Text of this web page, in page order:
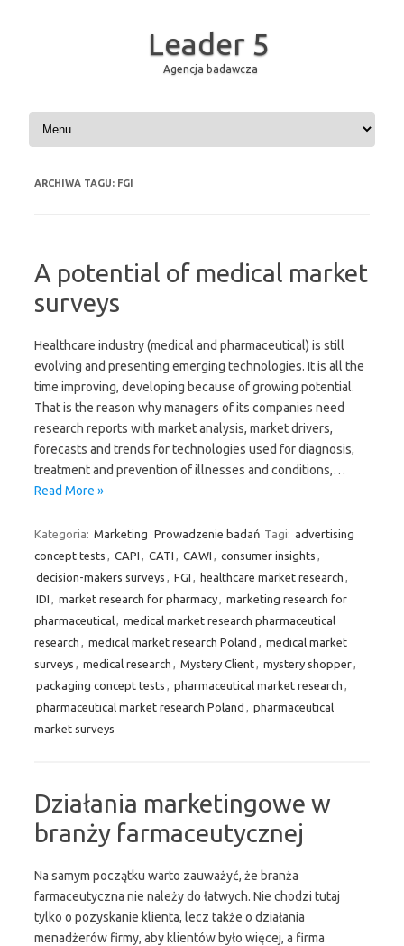
Leader 5
Agencja badawcza
Przejdź do treści
ARCHIWA TAGU: FGI
A potential of medical market
surveys
Healthcare industry (medical and pharmaceutical) is still
evolving and presenting emerging technologies. It is all the
time improving, developing because of growing potential.
That is the reason why managers of its companies need
research reports with market analysis, market drivers,
forecasts and trends for technologies used for diagnosis,
treatment and prevention of illnesses and conditions,…
Read More »
Kategoria: Marketing Prowadzenie badań Tagi: advertising
concept tests , CAPI , CATI , CAWI , consumer insights ,
decision-makers surveys , FGI , healthcare market research ,
IDI , market research for pharmacy, marketing research for
pharmaceutical, medical market research pharmaceutical
research , medical market research Poland , medical market
surveys , medical research , Mystery Client, mystery shopper,
packaging concept tests , pharmaceutical market research ,
pharmaceutical market research Poland , pharmaceutical
market surveys
Działania marketingowe w
branży farmaceutycznej
Na samym początku warto zauważyć, że branża
farmaceutyczna nie należy do łatwych. Nie chodzi tutaj
tylko o pozyskanie klienta, lecz także o działania
menadżerów firmy, aby klientów było więcej, a firma